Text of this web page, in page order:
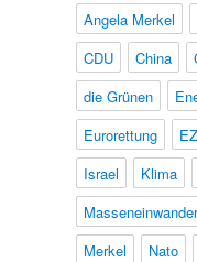
Angela Merkel
CDU
China
die Grünen
Eurorettung
Israel
Klima
Merkel
Nato